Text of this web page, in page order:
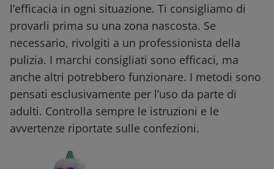
l’efficacia in ogni situazione. Ti consigliamo di
provarli prima su una zona nascosta. Se
necessario, rivolgiti a un professionista della
pulizia. I marchi consigliati sono efficaci, ma
anche altri potrebbero funzionare. I metodi sono
pensati esclusivamente per l’uso da parte di
adulti. Controlla sempre le istruzioni e le
avvertenze riportate sulle confezioni.